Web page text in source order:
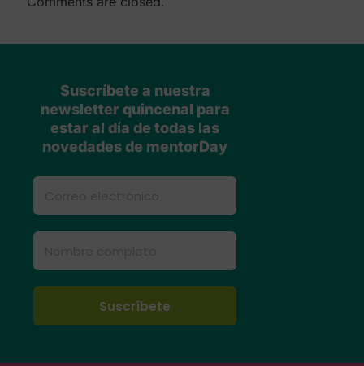
Suscríbete a nuestra
newsletter quincenal para
estar al día de todas las
novedades de mentorDay